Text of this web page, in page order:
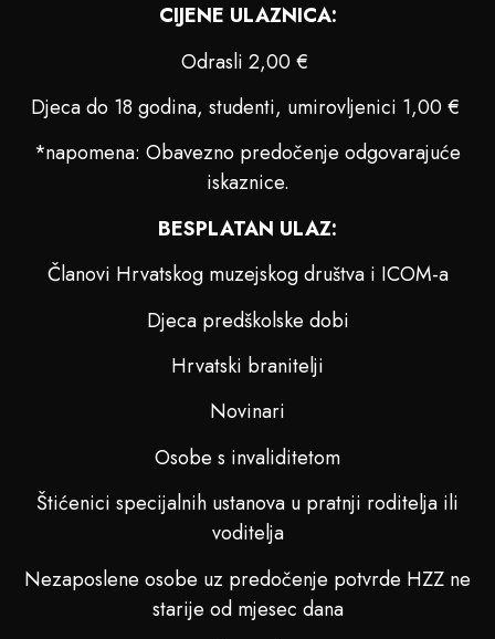
CIJENE ULAZNICA:
Odrasli 2,00 €
Djeca do 18 godina, studenti, umirovljenici 1,00 €
*napomena: Obavezno predočenje odgovarajuće
iskaznice.
BESPLATAN ULAZ:
Članovi Hrvatskog muzejskog društva i ICOM-a
Djeca predškolske dobi
Hrvatski branitelji
Novinari
Osobe s invaliditetom
Štićenici specijalnih ustanova u pratnji roditelja ili
voditelja
Nezaposlene osobe uz predočenje potvrde HZZ ne
starije od mjesec dana